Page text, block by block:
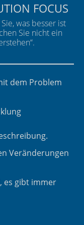
FOCUS
was besser ist
Sie nicht ein
dem Problem
Veränderungen
es gibt immer